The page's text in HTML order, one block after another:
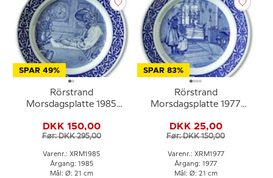
SPAR 49%
Rörstrand
Morsdagsplatte 1985
DKK 150,00
Før: DKK 295,00
Varenr.: XRM1985
Årgang: 1985
Mål: Ø: 21 cm
SPAR 83%
Rörstrand
Morsdagsplatte 1977
DKK 25,00
Før: DKK 150,00
Varenr.: XRM1977
Årgang: 1977
Mål: Ø: 21 cm